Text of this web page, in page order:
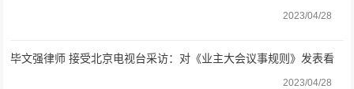
2023/04/28
毕文强律师 接受北京电视台采访：对《业主大会议事规则》发表看
2023/04/28